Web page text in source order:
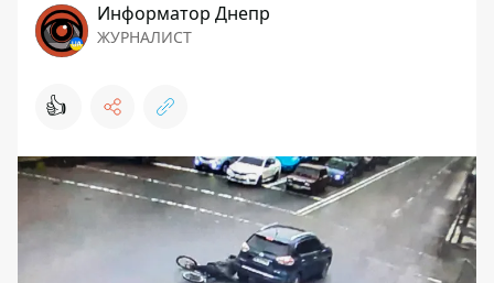
Информатор Днепр
ЖУРНАЛИСТ
👍